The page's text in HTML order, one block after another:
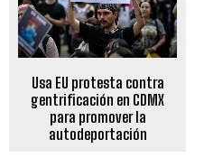
Usa EU protesta contra
gentrificación en CDMX
para promover la
autodeportación